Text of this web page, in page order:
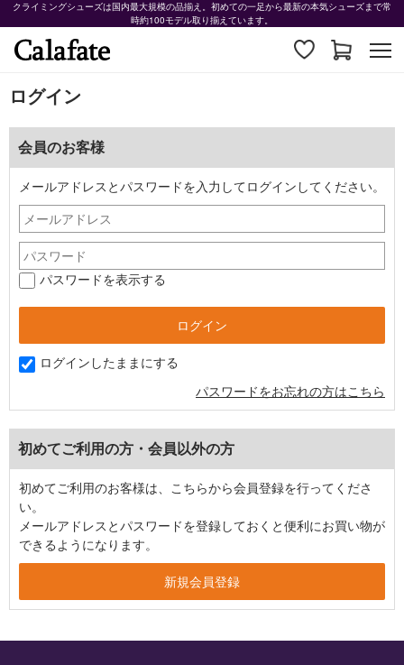
クライミングシューズは国内最大規模の品揃え。初めての一足から最新の本気シューズまで常
時約100モデル取り揃えています。
ログイン
会員のお客様
メールアドレスとパスワードを入力してログインしてください。
パスワードを表示する
ログインしたままにする
パスワードをお忘れの方はこちら
初めてご利用の方・会員以外の方
初めてご利用のお客様は、こちらから会員登録を行ってくださ
い。
メールアドレスとパスワードを登録しておくと便利にお買い物が
できるようになります。